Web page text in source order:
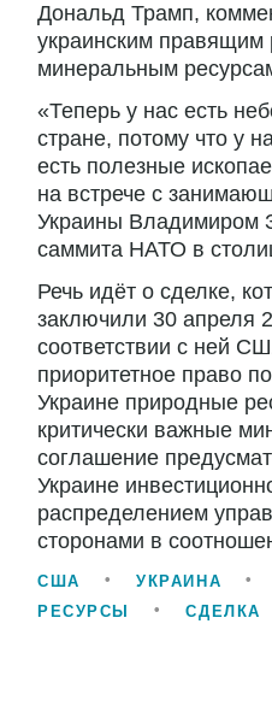
Дональд Трамп,
украинским
минеральным
«Теперь у нас есть
стране, потому что у
есть полезные
на встрече с
Украины Владимиром
саммита НАТО в
Речь идёт о сделке,
заключили 30 апреля
соответствии с ней
приоритетное право
Украине природные
критически важные
соглашение
Украине
распределением
сторонами в
США УКРАИНА
РЕСУРСЫ
СДЕЛКА